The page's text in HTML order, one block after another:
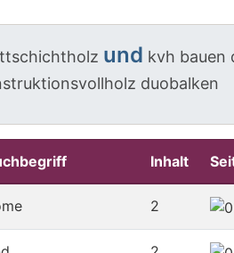
und kvh bauen
duobalken
Inhalt
2